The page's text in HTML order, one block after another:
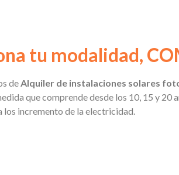
tu modalidad,
de Alquiler de instalaciones solares
que comprende desde los 10, 15 y 20
los incremento de la electricidad.